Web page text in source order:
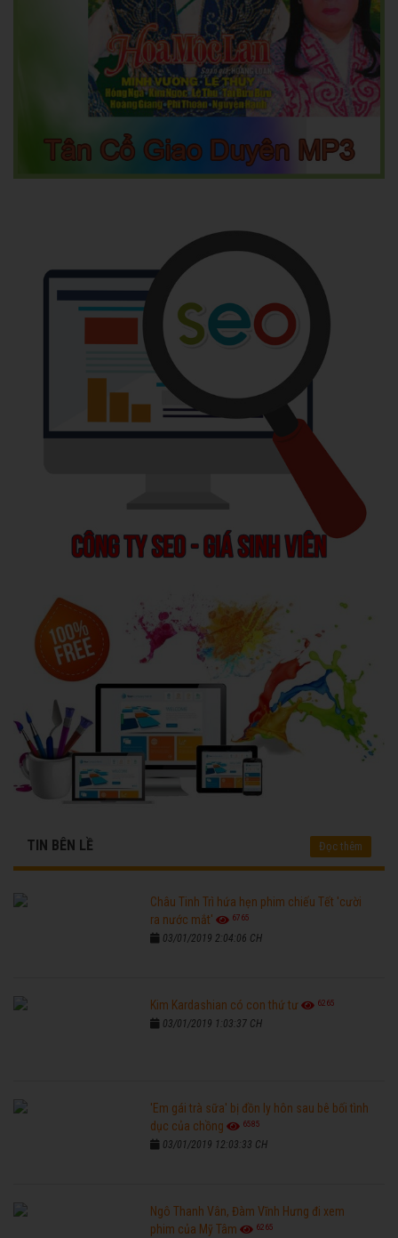
TIN BÊN LỀ Đọc thêm
Châu Tinh Trì hứa hẹn phim chiếu Tết 'cười
ra nước mắt'
6765
03/01/2019 2:04:06 CH
Kim Kardashian có con thứ tư 6265
03/01/2019 1:03:37 CH
'Em gái trà sữa' bị đồn ly hôn sau bê bối tình
dục của chồng
6585
03/01/2019 12:03:33 CH
Ngô Thanh Vân, Đàm Vĩnh Hưng đi xem
phim của Mỹ Tâm
6265